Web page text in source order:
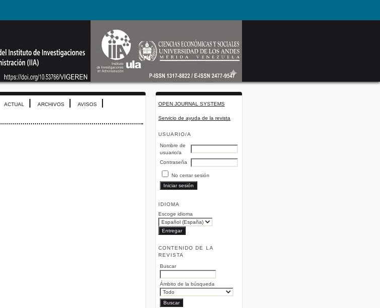
OPEN JOURNAL SYSTEMS
Servicio de ayuda de la revista
USUARIO/A
Nombre de
usuario/a
Contraseña
No cerrar sesión
IDIOMA
Escoge idioma
CONTENIDO DE LA
REVISTA
Buscar
Ámbito de la búsqueda
ACTUAL ARCHIVOS AVISOS